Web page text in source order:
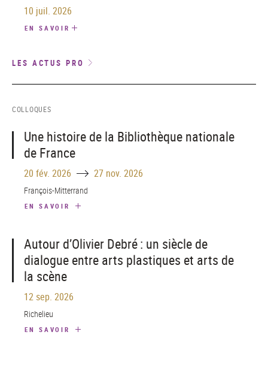
10 juil. 2026
EN SAVOIR
LES ACTUS PRO
COLLOQUES
Une histoire de la Bibliothèque nationale
de France
20 fév. 2026 Until 27 nov. 2026
François-Mitterrand
EN SAVOIR
Autour d’Olivier Debré : un siècle de
dialogue entre arts plastiques et arts de
la scène
12 sep. 2026
Richelieu
EN SAVOIR